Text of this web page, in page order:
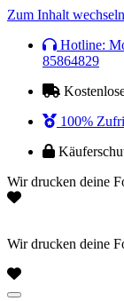
Zum Inhalt wechseln
Hotline:
85864829
100%
Wir drucken deine
Wir drucken deine